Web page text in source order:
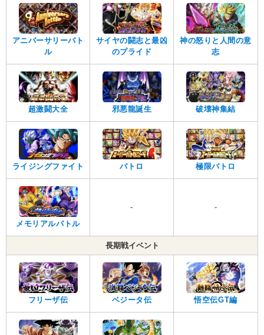
アニバーサリーバト
ル
サイヤの闘志と最凶
のプライド
神の怒りと人間の意
志
超激闘大全 邪悪龍誕生 破壊神集結
ライジングファイト バトロ 極限バトロ
メモリアルバトル
- -
長期戦イベント
フリーザ伝 ベジータ伝 悟空伝GT編